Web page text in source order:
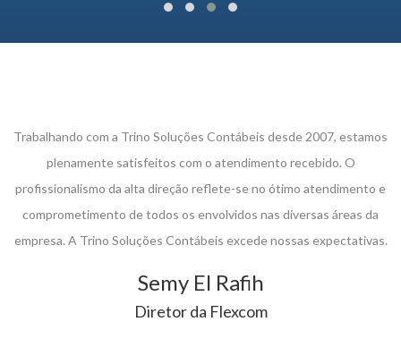
Trabalhando com a Trino Soluções Contábeis desde 2007, estamos
plenamente satisfeitos com o atendimento recebido. O
profissionalismo da alta direção reflete-se no ótimo atendimento e
comprometimento de todos os envolvidos nas diversas áreas da
empresa. A Trino Soluções Contábeis excede nossas expectativas.
Semy El Rafih
Diretor da Flexcom